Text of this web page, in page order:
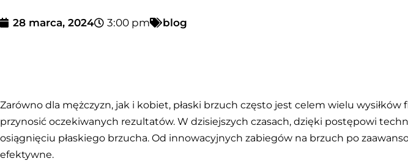
28 marca, 2024 3:00 pm blog
Zarówno dla mężczyzn, jak i kobiet, płaski brzuch często jest celem wielu
przynosić oczekiwanych rezultatów. W dzisiejszych czasach, dzięki postępowi
osiągnięciu płaskiego brzucha. Od innowacyjnych zabiegów na brzuch po
efektywne.